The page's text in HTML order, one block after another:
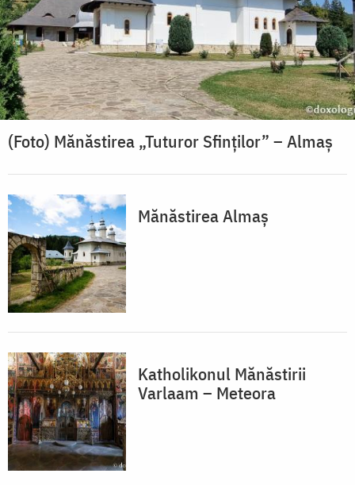
(Foto) Mănăstirea „Tuturor Sfinților” – Almaș
Mănăstirea Almaș
Katholikonul Mănăstirii
Varlaam – Meteora